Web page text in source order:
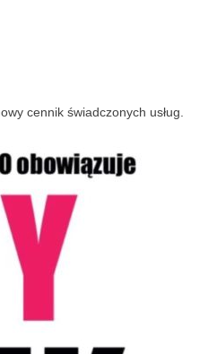
cennik świadczonych usług.